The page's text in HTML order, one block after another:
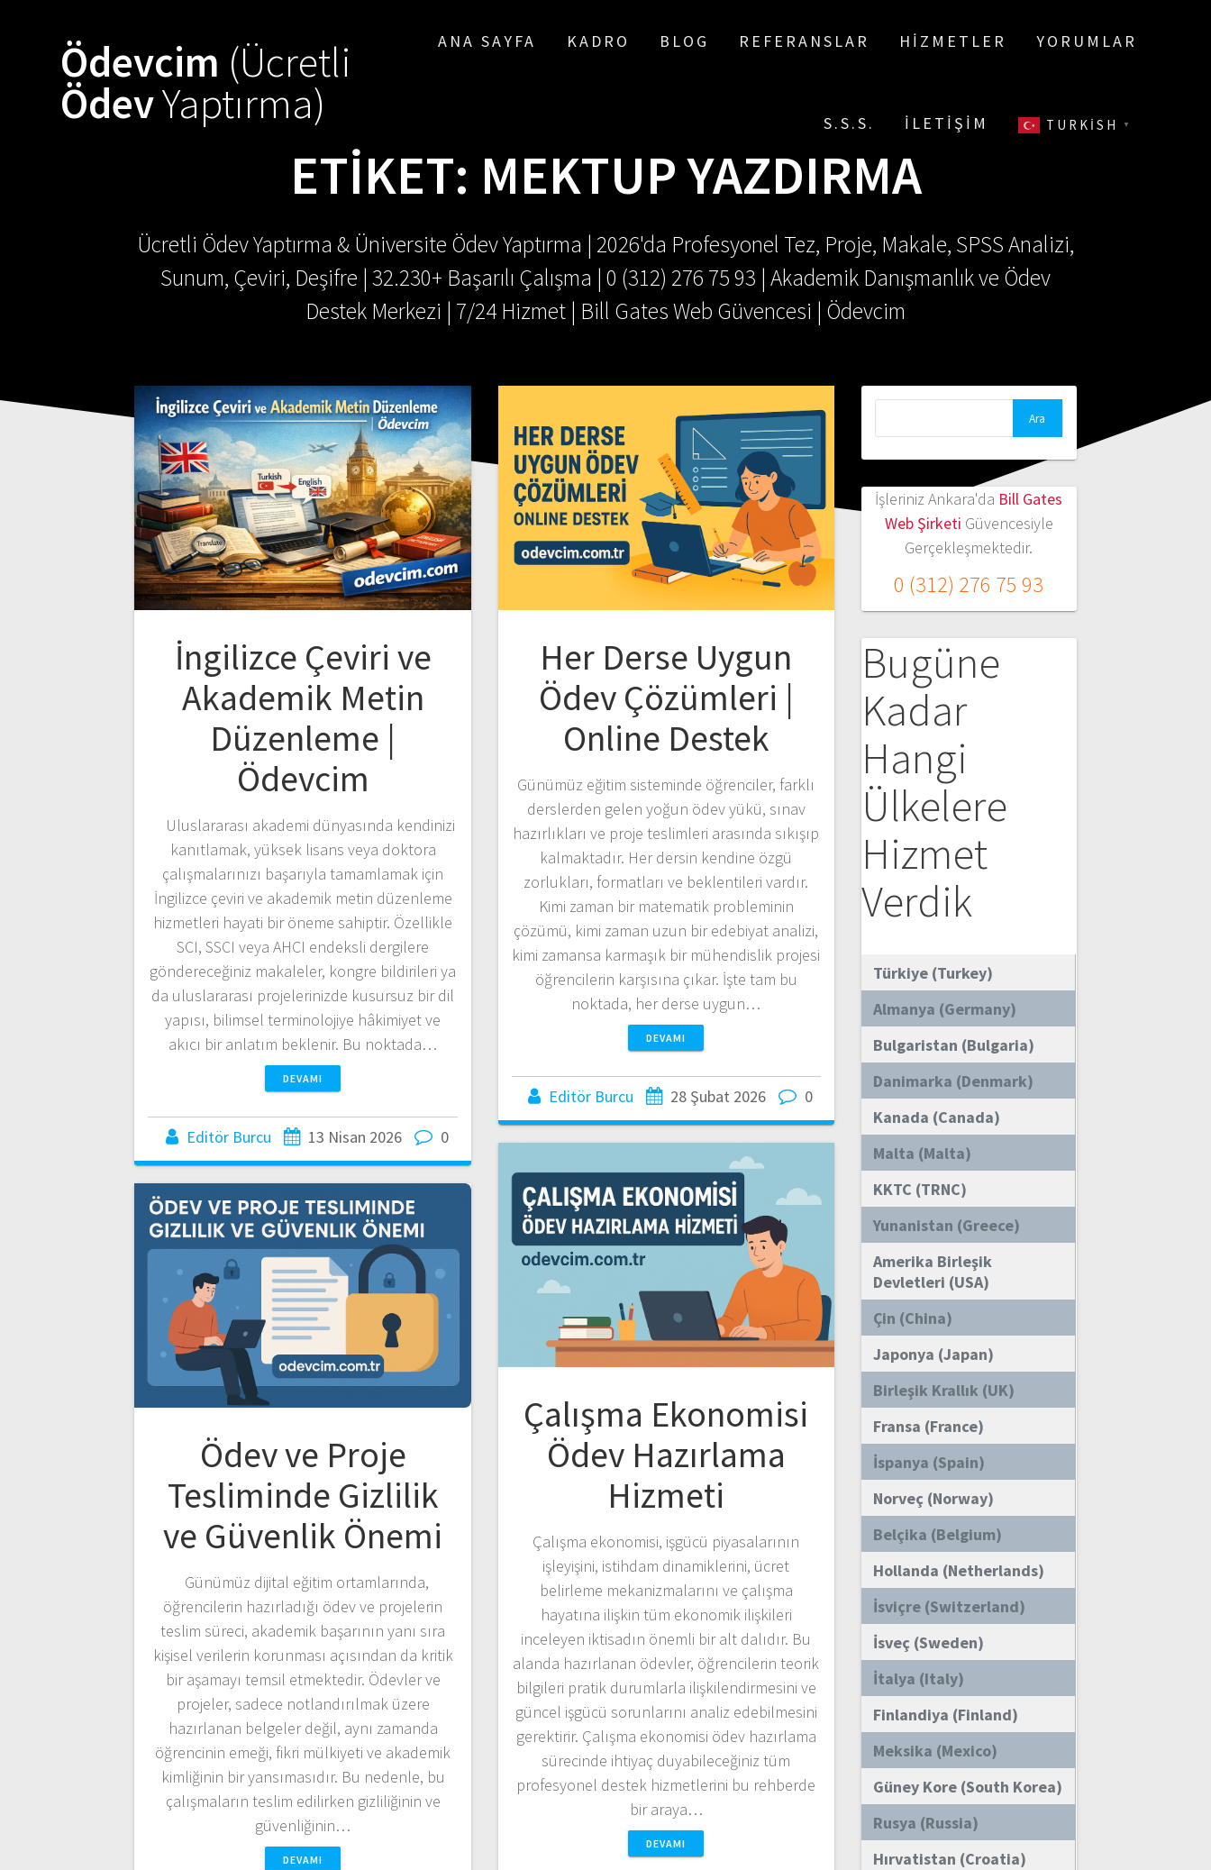
Ödevcim (Ücretli
ÖdevYaptırma)
ANA SAYFA KADRO BLOG REFERANSLAR HIZMETLER YORUMLAR
S.S.S. İLETIŞIM TURKISH ▼
ETIKET: MEKTUP YAZDIRMA
Ücretli Ödev Yaptırma & Üniversite Ödev Yaptırma | 2026'da Profesyonel Tez, Proje, Makale, SPSS Analizi,
Sunum, Çeviri, Deşifre | 32.230+ Başarılı Çalışma | 0 (312) 276 75 93 | Akademik Danışmanlık ve Ödev
Destek Merkezi | 7/24 Hizmet | Bill Gates Web Güvencesi | Ödevcim
İngilizce Çeviri ve
Akademik Metin
Düzenleme |
Ödevcim
Uluslararası akademi dünyasında kendinizi
kanıtlamak, yüksek lisans veya doktora
çalışmalarınızı başarıyla tamamlamak için
İngilizce çeviri ve akademik metin düzenleme
hizmetleri hayati bir öneme sahiptir. Özellikle
SCI, SSCI veya AHCI endeksli dergilere
göndereceğiniz makaleler, kongre bildirileri ya
da uluslararası projelerinizde kusursuz bir dil
yapısı, bilimsel terminolojiye hâkimiyet ve
akıcı bir anlatım beklenir. Bu noktada…
DEVAMI
Editör Burcu 13 Nisan 2026 0
Her Derse Uygun
Ödev Çözümleri |
Online Destek
Günümüz eğitim sisteminde öğrenciler, farklı
derslerden gelen yoğun ödev yükü, sınav
hazırlıkları ve proje teslimleri arasında sıkışıp
kalmaktadır. Her dersin kendine özgü
zorlukları, formatları ve beklentileri vardır.
Kimi zaman bir matematik probleminin
çözümü, kimi zaman uzun bir edebiyat analizi,
kimi zamansa karmaşık bir mühendislik projesi
öğrencilerin karşısına çıkar. İşte tam bu
noktada, her derse uygun…
DEVAMI
Editör Burcu 28 Şubat 2026 0
Çalışma Ekonomisi
Ödev Hazırlama
Hizmeti
Çalışma ekonomisi, işgücü piyasalarının
işleyişini, istihdam dinamiklerini, ücret
belirleme mekanizmalarını ve çalışma
hayatına ilişkin tüm ekonomik ilişkileri
inceleyen iktisadın önemli bir alt dalıdır. Bu
alanda hazırlanan ödevler, öğrencilerin teorik
bilgileri pratik durumlarla ilişkilendirmesini ve
güncel işgücü sorunlarını analiz edebilmesini
gerektirir. Çalışma ekonomisi ödev hazırlama
sürecinde ihtiyaç duyabileceğiniz tüm
profesyonel destek hizmetlerini bu rehberde
bir araya…
DEVAMI
Ödev ve Proje
Tesliminde Gizlilik
ve Güvenlik Önemi
Günümüz dijital eğitim ortamlarında,
öğrencilerin hazırladığı ödev ve projelerin
teslim süreci, akademik başarının yanı sıra
kişisel verilerin korunması açısından da kritik
bir aşamayı temsil etmektedir. Ödevler ve
projeler, sadece notlandırılmak üzere
hazırlanan belgeler değil, aynı zamanda
öğrencinin emeği, fikri mülkiyeti ve akademik
kimliğinin bir yansımasıdır. Bu nedenle, bu
çalışmaların teslim edilirken gizliliğinin ve
güvenliğinin…
DEVAMI
İşleriniz Ankara'da Bill Gates
Web Şirketi Güvencesiyle
Gerçekleşmektedir.
0 (312) 276 75 93
Bugüne
Kadar
Hangi
Ülkelere
Hizmet
Verdik
Türkiye (Turkey)
Almanya (Germany)
Bulgaristan (Bulgaria)
Danimarka (Denmark)
Kanada (Canada)
Malta (Malta)
KKTC (TRNC)
Yunanistan (Greece)
Amerika Birleşik
Devletleri (USA)
Çin (China)
Japonya (Japan)
Birleşik Krallık (UK)
Fransa (France)
İspanya (Spain)
Norveç (Norway)
Belçika (Belgium)
Hollanda (Netherlands)
İsviçre (Switzerland)
İsveç (Sweden)
İtalya (Italy)
Finlandiya (Finland)
Meksika (Mexico)
Güney Kore (South Korea)
Rusya (Russia)
Hırvatistan (Croatia)